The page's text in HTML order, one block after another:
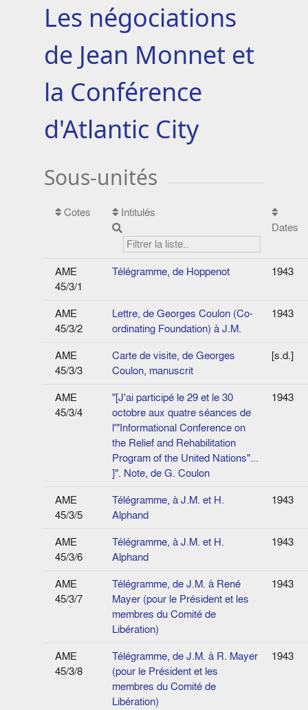
Les négociations
de Jean Monnet et
la Conférence
d'Atlantic City
Sous-unités
Cotes
Intitulés
Dates
AME
45/3/1
Télégramme, de Hoppenot 1943
AME
45/3/2
Lettre, de Georges Coulon (Co-
ordinating Foundation) à J.M.
1943
AME
45/3/3
Carte de visite, de Georges
Coulon, manuscrit
[s.d.]
AME
45/3/4
"[J'ai participé le 29 et le 30
octobre aux quatre séances de
l'"Informational Conference on
the Relief and Rehabilitation
Program of the United Nations"...
]". Note, de G. Coulon
1943
AME
45/3/5
Télégramme, à J.M. et H.
Alphand
1943
AME
45/3/6
Télégramme, à J.M. et H.
Alphand
1943
AME
45/3/7
Télégramme, de J.M. à René
Mayer (pour le Président et les
membres du Comité de
Libération)
1943
AME
45/3/8
Télégramme, de J.M. à R. Mayer
(pour le Président et les
membres du Comité de
Libération)
1943